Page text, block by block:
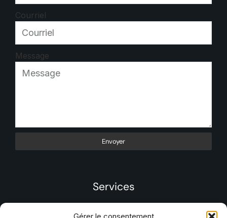
Courriel
Message
Envoyer
Services